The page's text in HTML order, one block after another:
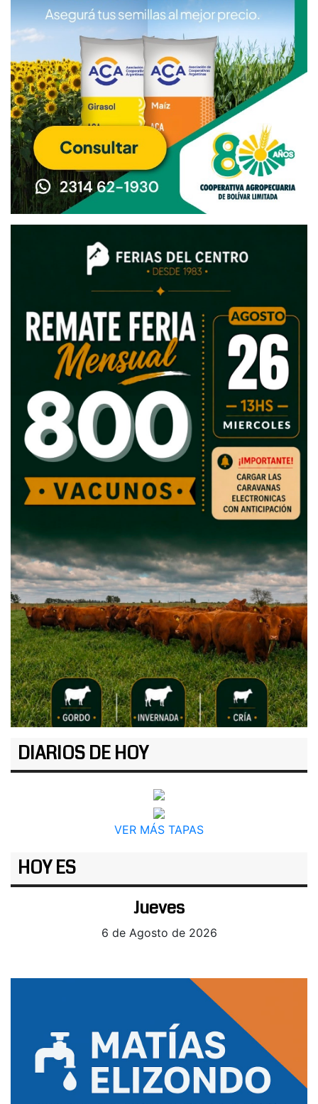
DIARIOS DE HOY
VER MÁS TAPAS
HOY ES
Jueves
6 de Agosto de 2026